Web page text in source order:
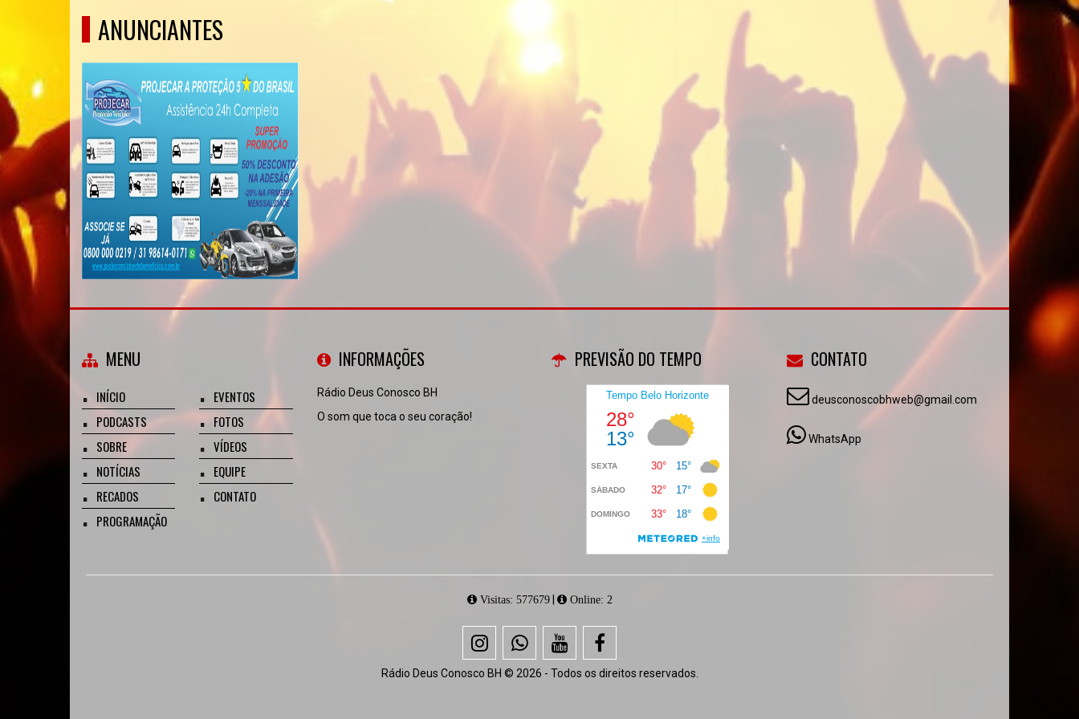
ANUNCIANTES
MENU
INÍCIO
PODCASTS
SOBRE
NOTÍCIAS
RECADOS
PROGRAMAÇÃO
EVENTOS
FOTOS
VÍDEOS
EQUIPE
CONTATO
INFORMAÇÕES
Rádio Deus Conosco BH
O som que toca o seu coração!
PREVISÃO DO TEMPO CONTATO
deusconoscobhweb@gmail.com
WhatsApp
Visitas: 577679| Online: 2
Rádio Deus Conosco BH © 2026 - Todos os direitos reservados.